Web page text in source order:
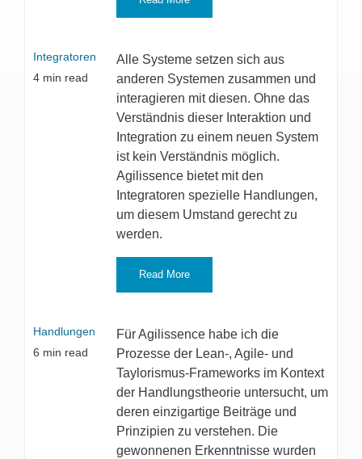
Integratoren
4 min read
Alle Systeme setzen sich aus
anderen Systemen zusammen und
interagieren mit diesen. Ohne das
Verständnis dieser Interaktion und
Integration zu einem neuen System
ist kein Verständnis möglich.
Agilissence bietet mit den
Integratoren spezielle Handlungen,
um diesem Umstand gerecht zu
werden.
Read More
Handlungen
6 min read
Für Agilissence habe ich die
Prozesse der Lean-, Agile- und
Taylorismus-Frameworks im Kontext
der Handlungstheorie untersucht, um
deren einzigartige Beiträge und
Prinzipien zu verstehen. Die
gewonnenen Erkenntnisse wurden